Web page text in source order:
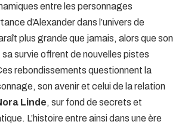
entre les personnages
d’Alexander dans l’univers de
plus grande que jamais, alors que son
survie offrent de nouvelles pistes
rebondissements questionnent la
son avenir et celui de la relation
Linde, sur fond de secrets et
L’histoire entre ainsi dans une ère